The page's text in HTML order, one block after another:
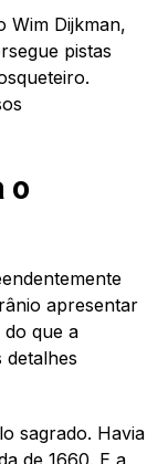
Wim Dijkman,
pistas
o
apresentar
do que a
sagrado. Havia
de 1660. E a